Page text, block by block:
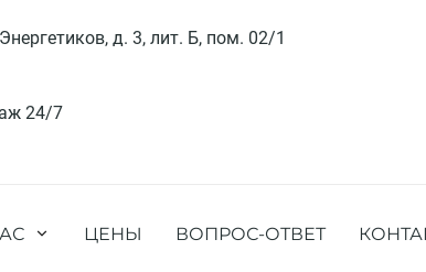
д. 3, лит. Б, пом. 02/1
24/7
ЦЕНЫ ВОПРОС-ОТВЕТ